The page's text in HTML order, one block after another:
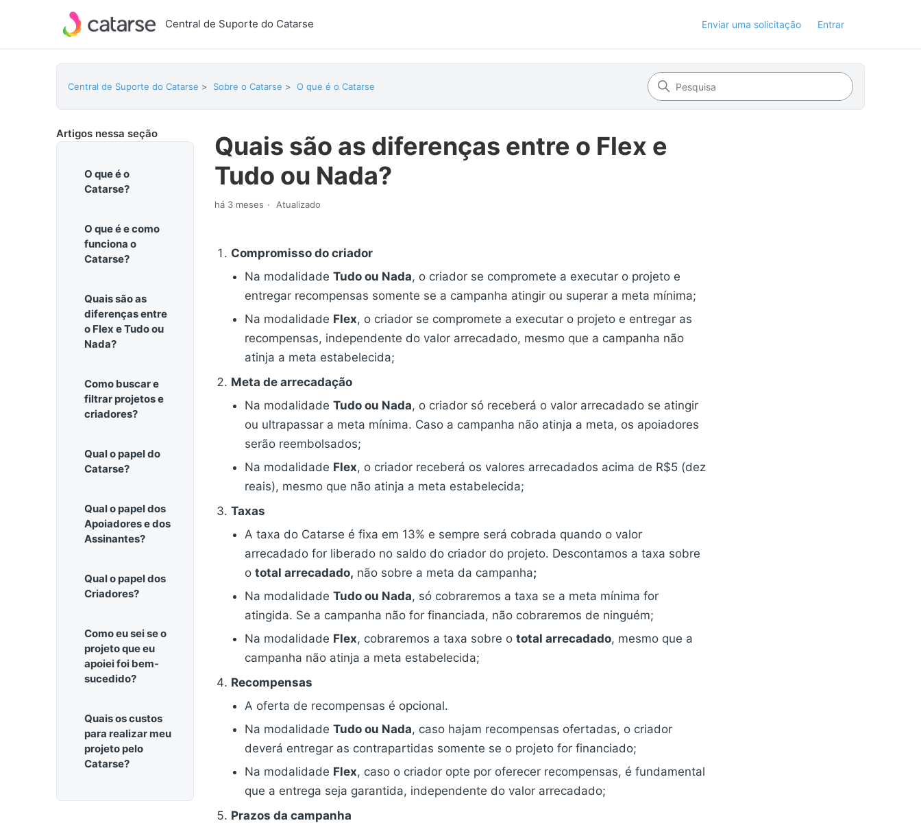
Central de Suporte do Catarse Enviar uma solicitação Entrar
Central de Suporte do Catarse Sobre o Catarse O que é o Catarse
Artigos nessa seção
O que é o
Catarse?
O que é e como
funciona o
Catarse?
Quais são as
diferenças entre
o Flex e Tudo ou
Nada?
Como buscar e
filtrar projetos e
criadores?
Qual o papel do
Catarse?
Qual o papel dos
Apoiadores e dos
Assinantes?
Qual o papel dos
Criadores?
Como eu sei se o
projeto que eu
apoiei foi bem-
sucedido?
Quais os custos
para realizar meu
projeto pelo
Catarse?
Quais são as diferenças entre o Flex e
Tudo ou Nada?
há 3 meses Atualizado
Compromisso do criador
Na modalidade Tudo ou Nada, o criador se compromete a executar o projeto e
entregar recompensas somente se a campanha atingir ou superar a meta mínima;
Na modalidade Flex, o criador se compromete a executar o projeto e entregar as
recompensas, independente do valor arrecadado, mesmo que a campanha não
atinja a meta estabelecida;
Meta de arrecadação
Na modalidade Tudo ou Nada, o criador só receberá o valor arrecadado se atingir
ou ultrapassar a meta mínima. Caso a campanha não atinja a meta, os apoiadores
serão reembolsados;
Na modalidade Flex, o criador receberá os valores arrecadados acima de R$5 (dez
reais), mesmo que não atinja a meta estabelecida;
Taxas
A taxa do Catarse é fixa em 13% e sempre será cobrada quando o valor
arrecadado for liberado no saldo do criador do projeto. Descontamos a taxa sobre
o total arrecadado, não sobre a meta da campanha;
Na modalidade Tudo ou Nada, só cobraremos a taxa se a meta mínima for
atingida. Se a campanha não for financiada, não cobraremos de ninguém;
Na modalidade Flex, cobraremos a taxa sobre o total arrecadado, mesmo que a
campanha não atinja a meta estabelecida;
Recompensas
A oferta de recompensas é opcional.
Na modalidade Tudo ou Nada, caso hajam recompensas ofertadas, o criador
deverá entregar as contrapartidas somente se o projeto for financiado;
Na modalidade Flex, caso o criador opte por oferecer recompensas, é fundamental
que a entrega seja garantida, independente do valor arrecadado;
Prazos da campanha